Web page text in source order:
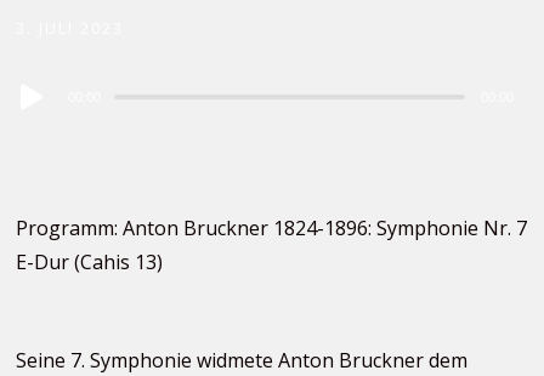
Programm: Anton Bruckner 1824-1896: Symphonie Nr. 7
E-Dur (Cahis 13)
Seine 7. Symphonie widmete Anton Bruckner dem